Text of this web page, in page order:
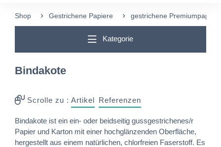
Shop Gestrichene Papiere gestrichene Premiumpapiere
Kategorie
Bindakote
Scrolle zu : Artikel Referenzen
Bindakote ist ein ein- oder beidseitig gussgestrichenes/r
Papier und Karton mit einer hochglänzenden Oberfläche,
hergestellt aus einem natürlichen, chlorfreien Faserstoff. Es